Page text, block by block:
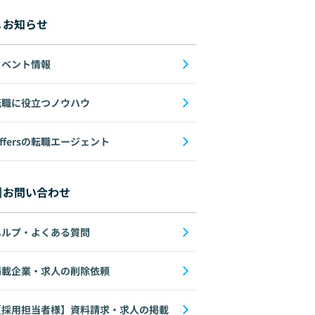
お知らせ
ント情報
に役立つノウハウ
の転職エージェント
お問い合わせ
プ・よくある質問
企業・求人の削除依頼
用担当者様】資料請求・求人の掲載